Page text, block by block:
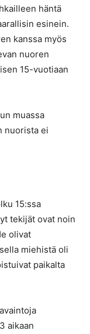
häntä
esinein.
kanssa myös
nuoren
15-vuotiaan
muassa
nuorista ei
15:ssa
tekijät ovat noin
olivat
miehistä oli
paikalta
aikaan